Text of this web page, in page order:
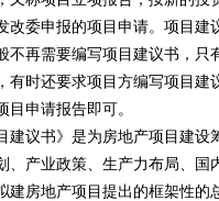
改委申报的项目申请。项目
不再需要编写项目建议书，
有时还要求项目方编写项目
目申请报告即可。
议书》是为房地产项目建设
、产业政策、生产力布局、
建房地产项目提出的框架性的